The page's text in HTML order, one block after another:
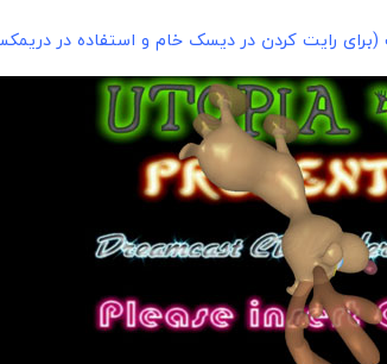
(برای رایت کردن در دیسک خام و استفاده در